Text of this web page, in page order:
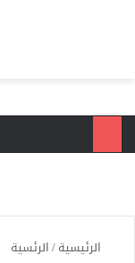
الرئيسية/الرئسية